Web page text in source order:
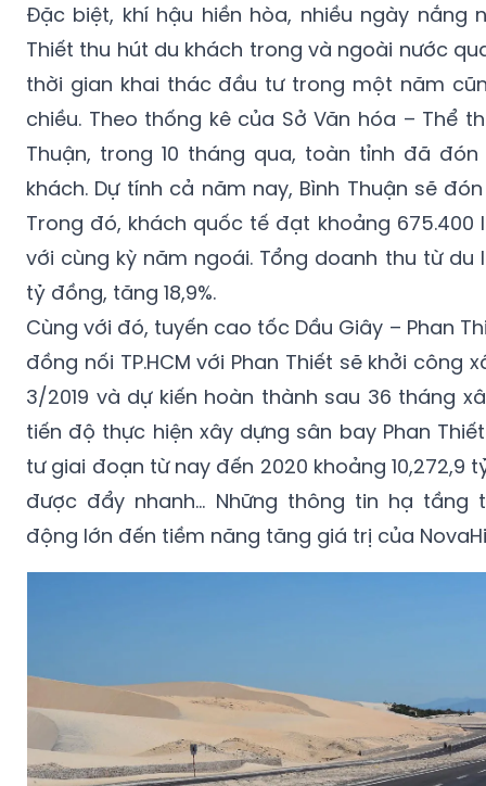
Đặc biệt, khí hậu hiền hòa, nhiều ngày nắng
Thiết thu hút du khách trong và ngoài nước
thời gian khai thác đầu tư trong một năm
chiều. Theo thống kê của Sở Văn hóa – Thể
Thuận, trong 10 tháng qua, toàn tỉnh đã
khách. Dự tính cả năm nay, Bình Thuận sẽ
Trong đó, khách quốc tế đạt khoảng 675.400
với cùng kỳ năm ngoái. Tổng doanh thu từ du
tỷ đồng, tăng 18,9%.
Cùng với đó, tuyến cao tốc Dầu Giây – Phan
đồng nối TP.HCM với Phan Thiết sẽ khởi công
3/2019 và dự kiến hoàn thành sau 36 tháng
tiến độ thực hiện xây dựng sân bay Phan
tư giai đoạn từ nay đến 2020 khoảng 10,272,9
được đẩy nhanh… Những thông tin hạ tầng
động lớn đến tiềm năng tăng giá trị của